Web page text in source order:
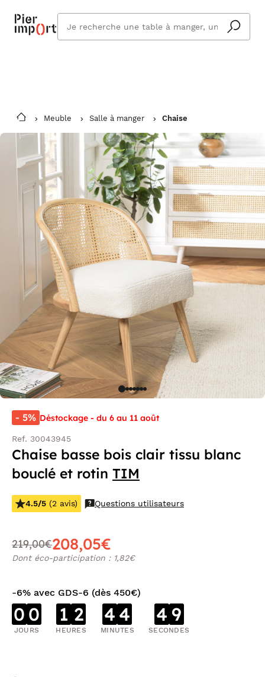
Vous êtes absent ? Pier Import s'adapte
et vous livre à votre retour.
En savoir plus
cherchez
vous ?
Meuble Salle à manger Chaise
- 5% Déstockage - du 6 au 11 août
Ref. 30043945
Chaise basse bois clair tissu blanc
bouclé et rotin TIM
4.5/5 (2 avis) Questions utilisateurs
219,00€208,05€
Dont éco-participation : 1,82€
-6% avec GDS-6 (dès 450€)
0 0
JOURS
1 2
HEURES
4 4
MINUTES
4 8
SECONDES